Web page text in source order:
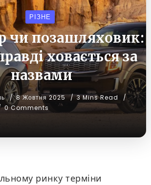
РІЗНЕ
чи позашляховик:
ховається за
назвами
8 Жовтня 2025
3 Mins Read
0 Comments
ринку терміни